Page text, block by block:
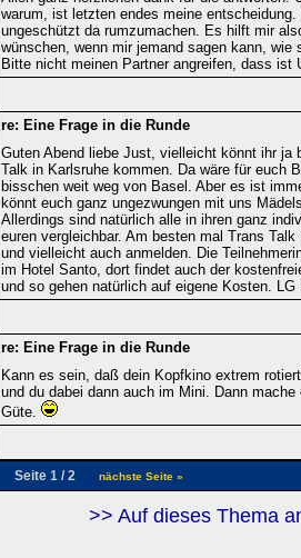
warum, ist letzten endes meine
ungeschützt da rumzumachen. Es hilft mir
wünschen, wenn mir jemand sagen kann, wie
Bitte nicht meinen Partner angreifen, dass ist
re: Eine Frage in die Runde
Guten Abend liebe Just, vielleicht könnt ihr ja
Talk in Karlsruhe kommen. Da wäre für euch
bisschen weit weg von Basel. Aber es ist
könnt euch ganz ungezwungen mit uns
Allerdings sind natürlich alle in ihren ganz
euren vergleichbar. Am besten mal Trans
und vielleicht auch anmelden. Die
im Hotel Santo, dort findet auch der
und so gehen natürlich auf eigene Kosten. LG
re: Eine Frage in die Runde
Kann es sein, daß dein Kopfkino extrem
und du dabei dann auch im Mini. Dann
Güte.
Seite 1 / 2 nächste Seite »
>> Auf dieses Thema